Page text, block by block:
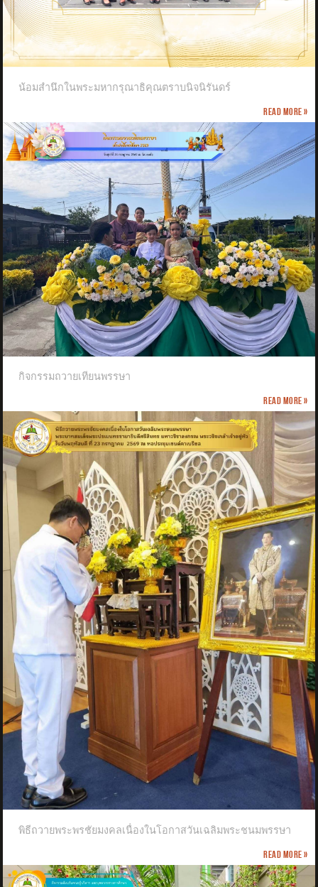
น้อมสำนึกในพระมหากรุณาธิคุณตราบนิจนิรันดร์
Read more »
กิจกรรมถวายเทียนพรรษา
Read more »
พิธีถวายพระพรชัยมงคลเนื่องในโอกาสวันเฉลิมพระชนมพรรษา
Read more »